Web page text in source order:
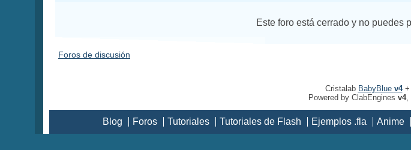
Este foro está cerrado y no puedes
Foros de discusión
Cristalab BabyBlue v4+
Powered by ClabEngines v4,
Blog Foros Tutoriales Tutoriales de Flash Ejemplos .fla Anime